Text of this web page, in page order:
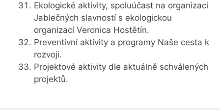
Ekologické aktivity, spoluúčast na organizaci
Jablečných slavností s ekologickou
organizací Veronica Hostětín.
Preventivní aktivity a programy Naše cesta k
rozvoji.
Projektové aktivity dle aktuálně schválených
projektů.